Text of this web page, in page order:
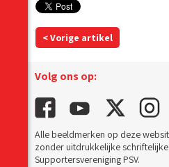
< Vorige artikel
Volg ons op:
Alle beeldmerken op deze
zonder uitdrukkelijke
Supportersvereniging PSV.